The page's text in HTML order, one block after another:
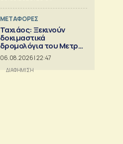
ΜΕΤΑΦΟΡΕΣ
Ταχιάος: Ξεκινούν
δοκιμαστικά
δρομολόγια του Μετρό
Θεσσαλονίκης προς
Καλαμαριά
06.08.2026 | 22:47